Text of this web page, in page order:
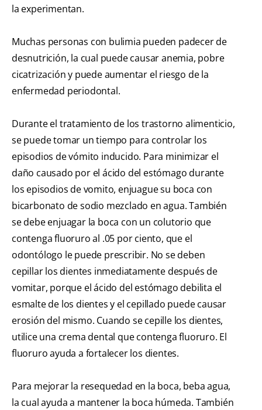
la experimentan.
Muchas personas con bulimia pueden padecer de
desnutrición, la cual puede causar anemia, pobre
cicatrización y puede aumentar el riesgo de la
enfermedad periodontal.
Durante el tratamiento de los trastorno alimenticio,
se puede tomar un tiempo para controlar los
episodios de vómito inducido. Para minimizar el
daño causado por el ácido del estómago durante
los episodios de vomito, enjuague su boca con
bicarbonato de sodio mezclado en agua. También
se debe enjuagar la boca con un colutorio que
contenga fluoruro al .05 por ciento, que el
odontólogo le puede prescribir. No se deben
cepillar los dientes inmediatamente después de
vomitar, porque el ácido del estómago debilita el
esmalte de los dientes y el cepillado puede causar
erosión del mismo. Cuando se cepille los dientes,
utilice una crema dental que contenga fluoruro. El
fluoruro ayuda a fortalecer los dientes.
Para mejorar la resequedad en la boca, beba agua,
la cual ayuda a mantener la boca húmeda. También